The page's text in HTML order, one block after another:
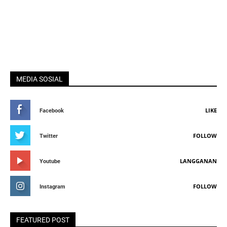
MEDIA SOSIAL
Facebook LIKE
Twitter FOLLOW
Youtube LANGGANAN
Instagram FOLLOW
FEATURED POST